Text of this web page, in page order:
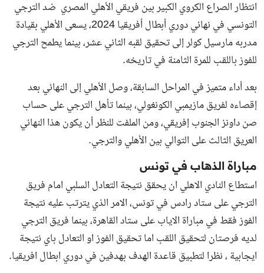
انتظار الصراع الكروي الكبير بين فريقي الأهلي المصري ضد الترجي
التونسي في نهائي دوري أبطال أفريقيا 2024، يسعى الأهلي بقيادة
مدربه مارسيل كولر إلى تحقيق لقبه الثاني عشر، بينما يطمح الترجي
للفوز باللقب للمرة الثامنة في تاريخه.
بعد أداء متميز في المراحل السابقة، وصل الأهلي إلى النهائي بعد
إقصاءه لفريق مازيمبي الكونغولي، بينما تأهل الترجي على حساب
صن داونز الجنوب إفريقي، ومن الملفت للنظر أن يكون هذا النهائي
العريق الثالث على التوالي بين الأهلي والترجي.
مباراة الذهاب في تونس
استطاع النادي الاهلي ان يحقق نتيجة التعادل السلبي امام فريق
الترجي على ستاد رادس في تونس، الامر الذي يترتب عليه نتيجة
الفوز فقط في مباراة الاياب على ستاد القاهرة، بينما فريق الترجي
لديه فرصتان لتحقيق اللقب اما تحقيق الفوز او التعادل باي نتيجة
ايجابية ، نظرا لتطبيق قاعدة الهدف بهدفين في دوري ابطال افريقيا.